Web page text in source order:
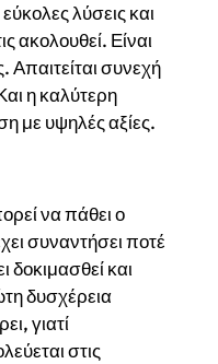
λύσεις και
ακολουθεί. Είναι
Απαιτείται συνεχή
η καλύτερη
με υψηλές αξίες.
να πάθει ο
συναντήσει ποτέ
δοκιμασθεί και
δυσχέρεια
γιατί
στις